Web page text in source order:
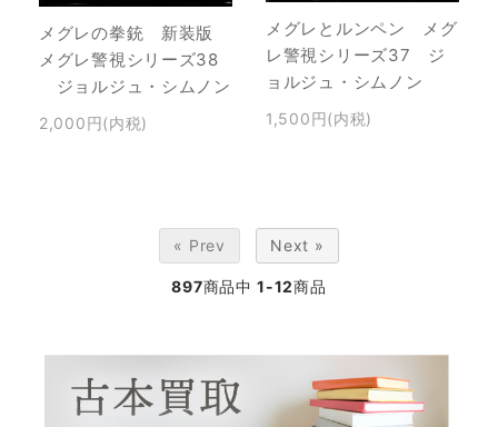
メグレの拳銃 新装版
メグレ警視シリーズ38
ジョルジュ・シムノン
2,000円(内税)
メグレとルンペン メグ
レ警視シリーズ37 ジ
ョルジュ・シムノン
1,500円(内税)
« Prev Next »
897商品中 1-12商品